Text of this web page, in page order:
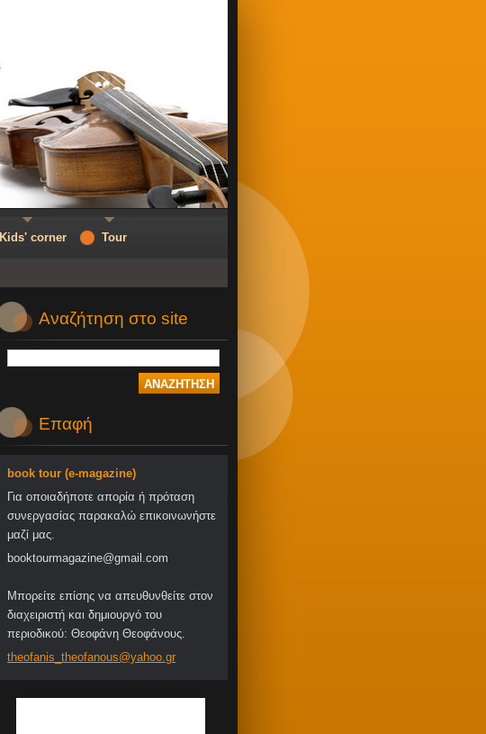
Αναζήτηση στο site
Επαφή
book tour (e-magazine)
Για οποιαδήποτε απορία ή πρόταση
συνεργασίας παρακαλώ επικοινωνήστε
μαζί μας.
booktourmagazine@gmail.com
Μπορείτε επίσης να απευθυνθείτε στον
διαχειριστή και δημιουργό του
περιοδικού: Θεοφάνη Θεοφάνους.
theofanis_theofanous@yahoo.gr
Kids' corner Tour